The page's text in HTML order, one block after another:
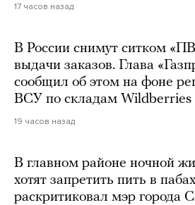
17 часов назад
В России снимут ситком
выдачи заказов. Глава
сообщил об этом на фоне
ВСУ по складам Wildberries
19 часов назад
В главном районе ночной
хотят запретить пить в
раскритиковал мэр города